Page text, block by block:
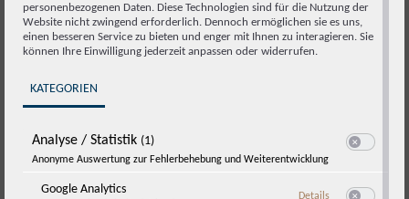
personenbezogenen Daten. Diese Technologien sind für die Nutzung der
Website nicht zwingend erforderlich. Dennoch ermöglichen sie es uns,
einen besseren Service zu bieten und enger mit Ihnen zu interagieren. Sie
können Ihre Einwilligung jederzeit anpassen oder widerrufen.
KATEGORIEN
Analyse / Statistik (1)
Anonyme Auswertung zur Fehlerbehebung und Weiterentwicklung
Google Analytics
Details zu Google